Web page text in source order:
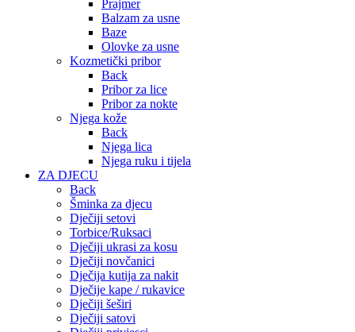
Prajmer
Balzam za usne
Baze
Olovke za usne
Kozmetički pribor
Back
Pribor za lice
Pribor za nokte
Njega kože
Back
Njega lica
Njega ruku i tijela
ZA DJECU
Back
Šminka za djecu
Dječiji setovi
Torbice/Ruksaci
Dječiji ukrasi za kosu
Dječiji novčanici
Dječija kutija za nakit
Dječije kape / rukavice
Dječiji šeširi
Dječiji satovi